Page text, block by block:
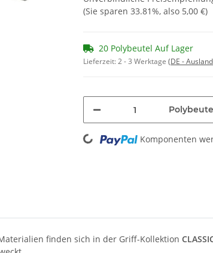
(Sie sparen 33.81%, also 5,00 €)
20 Polybeutel Auf Lager
Lieferzeit:2 - 3 Werktage (DE -
Polybeutel
Loading... Komponenten
finden sich in der Griff-Kollektion